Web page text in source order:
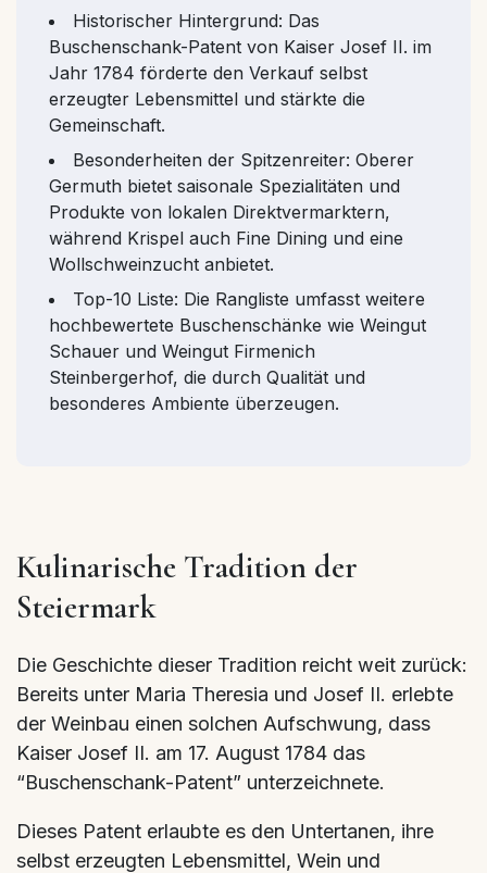
Historischer Hintergrund: Das
Buschenschank-Patent von Kaiser Josef II. im
Jahr 1784 förderte den Verkauf selbst
erzeugter Lebensmittel und stärkte die
Gemeinschaft.
Besonderheiten der Spitzenreiter: Oberer
Germuth bietet saisonale Spezialitäten und
Produkte von lokalen Direktvermarktern,
während Krispel auch Fine Dining und eine
Wollschweinzucht anbietet.
Top-10 Liste: Die Rangliste umfasst weitere
hochbewertete Buschenschänke wie Weingut
Schauer und Weingut Firmenich
Steinbergerhof, die durch Qualität und
besonderes Ambiente überzeugen.
Kulinarische Tradition der
Steiermark
Die Geschichte dieser Tradition reicht weit zurück:
Bereits unter Maria Theresia und Josef II. erlebte
der Weinbau einen solchen Aufschwung, dass
Kaiser Josef II. am 17. August 1784 das
“Buschenschank-Patent” unterzeichnete.
Dieses Patent erlaubte es den Untertanen, ihre
selbst erzeugten Lebensmittel, Wein und